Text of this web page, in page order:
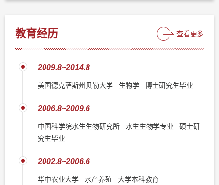
教育经历 查看更多
2009.8~2014.8
美国德克萨斯州贝勒大学 生物学 博士研究生毕业
2006.8~2009.6
中国科学院水生生物研究所 水生生物学专业 硕士研
究生毕业
2002.8~2006.6
华中农业大学 水产养殖 大学本科教育